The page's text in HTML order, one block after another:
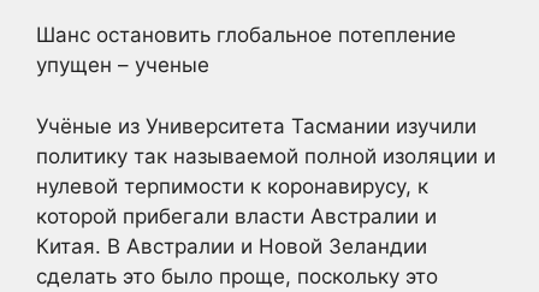
Шанс остановить глобальное потепление
упущен – ученые
Учёные из Университета Тасмании изучили
политику так называемой полной изоляции и
нулевой терпимости к коронавирусу, к
которой прибегали власти Австралии и
Китая. В Австралии и Новой Зеландии
сделать это было проще, поскольку это